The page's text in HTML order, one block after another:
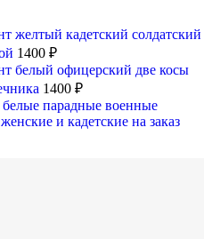
желтый кадетский солдатский
1400 ₽
белый офицерский две косы
1400 ₽
парадные военные
и кадетские на заказ